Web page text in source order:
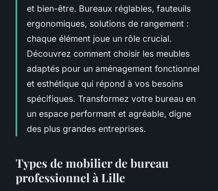
et bien-être. Bureaux réglables, fauteuils
ergonomiques, solutions de rangement :
chaque élément joue un rôle crucial.
Découvrez comment choisir les meubles
adaptés pour un aménagement fonctionnel
et esthétique qui répond à vos besoins
spécifiques. Transformez votre bureau en
un espace performant et agréable, digne
des plus grandes entreprises.
Types de mobilier de bureau
professionnel à Lille